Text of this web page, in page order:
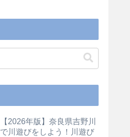
【2026年版】奈良県吉野川
で川遊びをしよう！川遊び